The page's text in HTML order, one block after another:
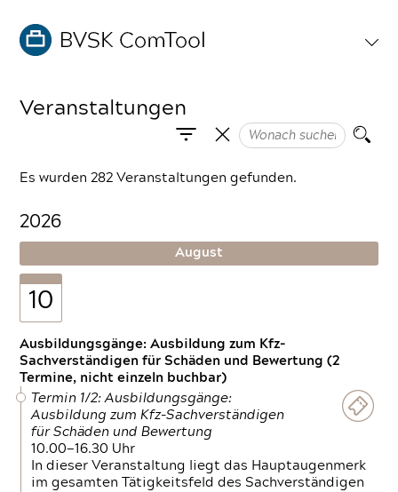
Veranstaltungen
Es wurden 282 Veranstaltungen gefunden.
2026
August
10
Ausbildungsgänge: Ausbildung zum Kfz-
Sachverständigen für Schäden und Bewertung (2
Termine, nicht einzeln buchbar)
Termin 1/2: Ausbildungsgänge:
Ausbildung zum Kfz-Sachverständigen
für Schäden und Bewertung
10.00—16.30 Uhr
In dieser Veranstaltung liegt das Hauptaugenmerk
im gesamten Tätigkeitsfeld des Sachverständigen